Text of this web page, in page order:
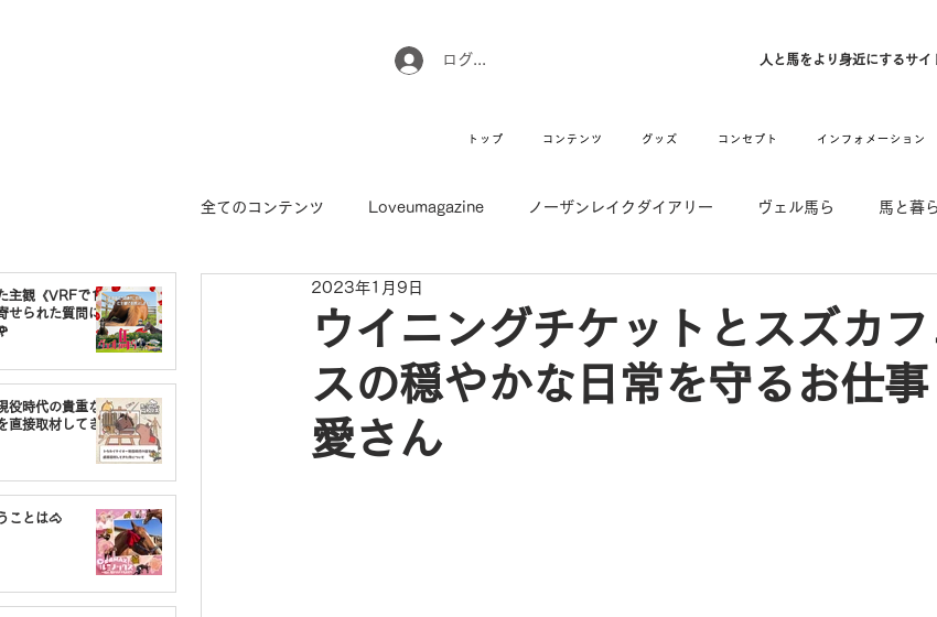
ログイン 人と馬をより身近にするサイ
トップ コンテンツ グッズ コンセプト インフォメーション
主観《VRFで1番
せられた質問に
役時代の貴重な
直接取材してき
ことは🐴
全てのコンテンツ Loveumagazine ノーザンレイクダイアリー ヴェル馬ら 馬と暮
ウマのお坊さん徒然日記
引退馬コレクション インフォメーション Movie New Long Hit
ウイニングチケットとスズカ
スの穏やかな日常を守るお仕
愛さん
2023年1月9日